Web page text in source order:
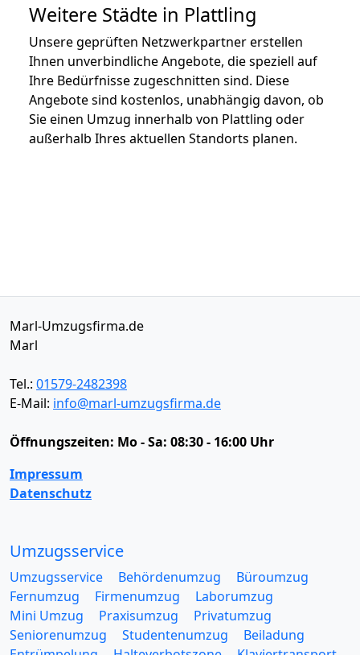
Weitere Städte in Plattling
Unsere geprüften Netzwerkpartner erstellen
Ihnen unverbindliche Angebote, die speziell auf
Ihre Bedürfnisse zugeschnitten sind. Diese
Angebote sind kostenlos, unabhängig davon, ob
Sie einen Umzug innerhalb von Plattling oder
außerhalb Ihres aktuellen Standorts planen.
Marl-Umzugsfirma.de
Marl
Tel.: 01579-2482398
E-Mail: info@marl-umzugsfirma.de
Öffnungszeiten: Mo - Sa: 08:30 - 16:00 Uhr
Impressum
Datenschutz
Umzugsservice
Umzugsservice Behördenumzug
Büroumzug
Fernumzug
Firmenumzug
Laborumzug
Mini Umzug
Praxisumzug
Privatumzug
Seniorenumzug
Studentenumzug
Beiladung